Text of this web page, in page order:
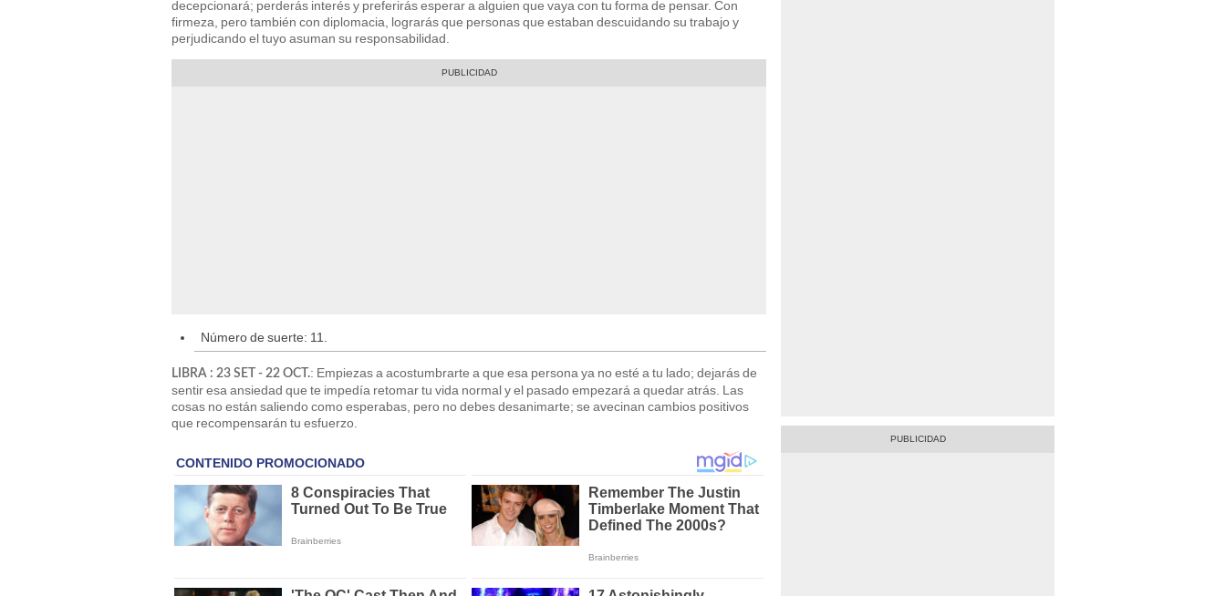
decepcionará; perderás interés y preferirás esperar a alguien que vaya con tu forma de pensar. Con
firmeza, pero también con diplomacia, lograrás que personas que estaban descuidando su trabajo y
perjudicando el tuyo asuman su responsabilidad.
Número de suerte: 11.
LIBRA : 23 SET - 22 OCT.: Empiezas a acostumbrarte a que esa persona ya no esté a tu lado; dejarás de
sentir esa ansiedad que te impedía retomar tu vida normal y el pasado empezará a quedar atrás. Las
cosas no están saliendo como esperabas, pero no debes desanimarte; se avecinan cambios positivos
que recompensarán tu esfuerzo.